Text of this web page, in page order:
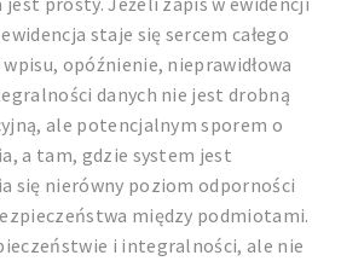
staje się sercem całego
wpisu, opóźnienie, nieprawidłowa
danych nie jest drobną
ale potencjalnym sporem o
a tam, gdzie system jest
się nierówny poziom odporności
między podmiotami.
i integralności, ale nie